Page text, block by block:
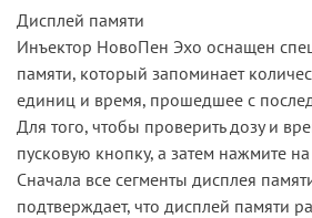
Дисплей памяти
Инъектор НовоПен Эхо оснащен
памяти, который запоминает
единиц и время, прошедшее с
Для того, чтобы проверить дозу и
пусковую кнопку, а затем нажмите на
Сначала все сегменты дисплея
подтверждает, что дисплей памяти